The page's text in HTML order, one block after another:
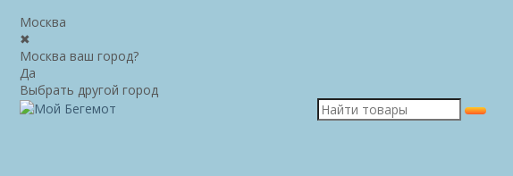
Москва
✖
Москва ваш город?
Да
Выбрать другой город